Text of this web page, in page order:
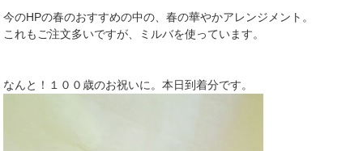
今のHPの春のおすすめの中の、春の華やかアレンジメント。
これもご注文多いですが、ミルバを使っています。
なんと！１００歳のお祝いに。本日到着分です。